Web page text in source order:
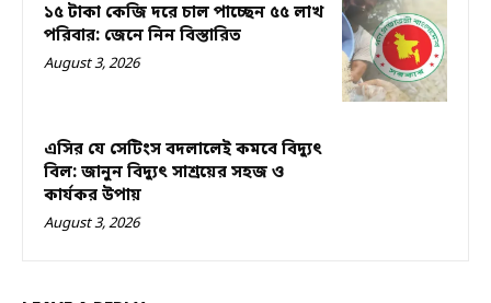
১৫ টাকা কেজি দরে চাল পাচ্ছেন ৫৫ লাখ
পরিবার: জেনে নিন বিস্তারিত
August 3, 2026
এসির যে সেটিংস বদলালেই কমবে বিদ্যুৎ
বিল: জানুন বিদ্যুৎ সাশ্রয়ের সহজ ও
কার্যকর উপায়
August 3, 2026